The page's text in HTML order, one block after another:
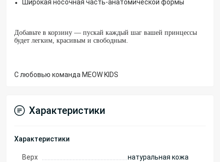
Широкая носочная часть-анатомической формы
Добавьте в корзину — пускай каждый шаг вашей принцессы
будет легким, красивым и свободным.
С любовью команда MEOW KIDS
Характеристики
Характеристики
Верх натуральная кожа